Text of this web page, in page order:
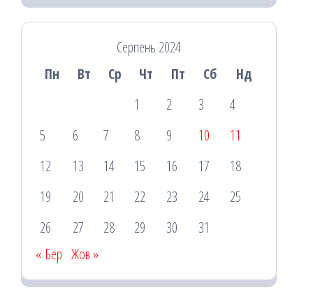
Серпень 2024
Пн
Вт Ср Чт Пт Сб
Нд
1
2 3
4
5
6 7 8 9 10
11
12
13 14 15 16 17
18
19
20 21 22 23 24
25
26
27 28 29 30
31
« Бер Жов »